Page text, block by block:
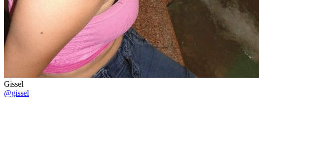
Gissel
@gissel